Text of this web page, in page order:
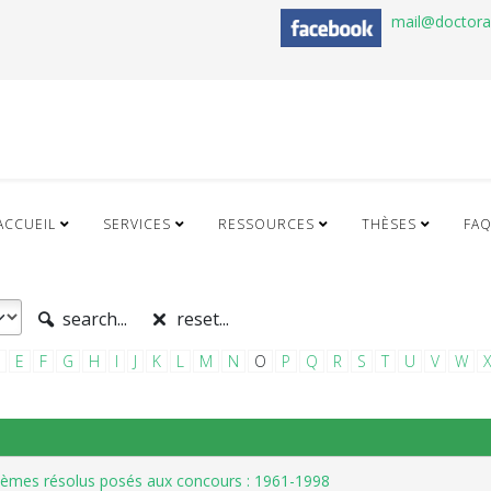
SERVICES RESSOURCES THÈSES FAQ
search... reset...
E F G H I J K L M N O P Q R S T U V W X
résolus posés aux concours : 1961-1998